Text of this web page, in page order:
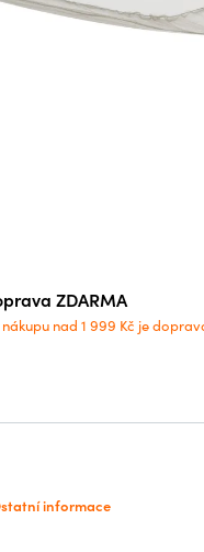
ZDARMA
nad 1 999 Kč je
informace